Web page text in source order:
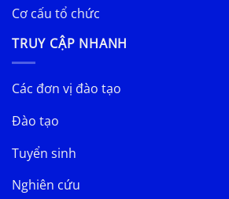
Cơ cấu tổ chức
TRUY CẬP NHANH
Các đơn vị đào tạo
Đào tạo
Tuyển sinh
Nghiên cứu